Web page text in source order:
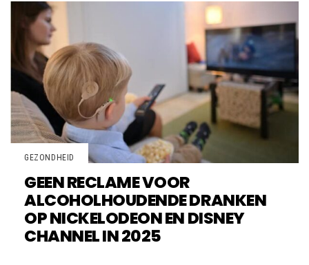
GEZONDHEID
GEEN RECLAME VOOR
ALCOHOLHOUDENDE DRANKEN
OP NICKELODEON EN DISNEY
CHANNEL IN 2025